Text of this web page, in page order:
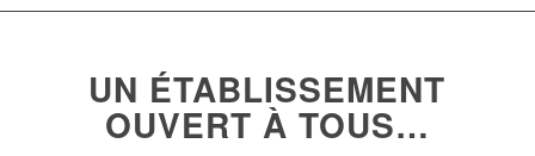
UN ÉTABLISSEMENT
OUVERT À TOUS…